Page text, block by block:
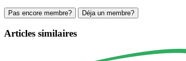
Pas encore membre? Déja un membre?
Articles similaires